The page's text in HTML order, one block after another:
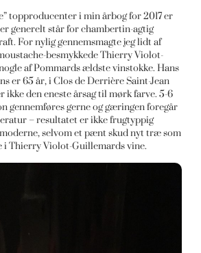
topproducenter i min årbog for 2017 er
generelt står for chambertin-agtig
For nylig gennemsmagte jeg lidt af
besmykkede Thierry Violot-
af Pommards ældste vinstokke. Hans
er 65 år, i Clos de Derrière Saint-Jean
ikke den eneste årsag til mørk farve. 5-6
gennemføres gerne og gæringen foregår
– resultatet er ikke frugtyppig
selvom et pænt skud nyt træ som
i Thierry Violot-Guillemards vine.